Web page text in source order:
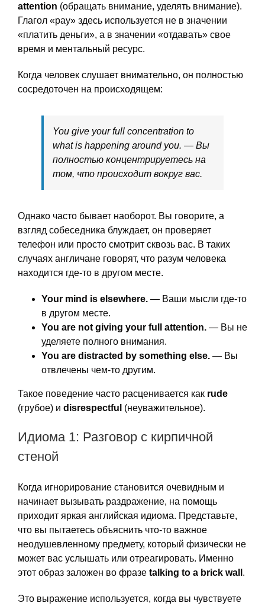
attention (обращать внимание, уделять внимание).
Глагол «pay» здесь используется не в значении
«платить деньги», а в значении «отдавать» свое
время и ментальный ресурс.
Когда человек слушает внимательно, он полностью
сосредоточен на происходящем:
You give your full concentration to
what is happening around you. — Вы
полностью концентрируетесь на
том, что происходит вокруг вас.
Однако часто бывает наоборот. Вы говорите, а
взгляд собеседника блуждает, он проверяет
телефон или просто смотрит сквозь вас. В таких
случаях англичане говорят, что разум человека
находится где-то в другом месте.
Your mind is elsewhere. — Ваши мысли где-то
в другом месте.
You are not giving your full attention. — Вы не
уделяете полного внимания.
You are distracted by something else. — Вы
отвлечены чем-то другим.
Такое поведение часто расценивается как rude
(грубое) и disrespectful (неуважительное).
Идиома 1: Разговор с кирпичной
стеной
Когда игнорирование становится очевидным и
начинает вызывать раздражение, на помощь
приходит яркая английская идиома. Представьте,
что вы пытаетесь объяснить что-то важное
неодушевленному предмету, который физически не
может вас услышать или отреагировать. Именно
этот образ заложен во фразе talking to a brick wall .
Это выражение используется, когда вы чувствуете